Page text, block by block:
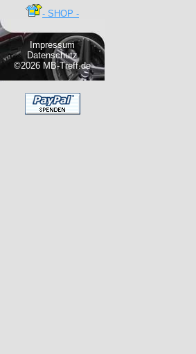
- SHOP -
Impressum
Datenschutz
©2026 MB-Treff.de